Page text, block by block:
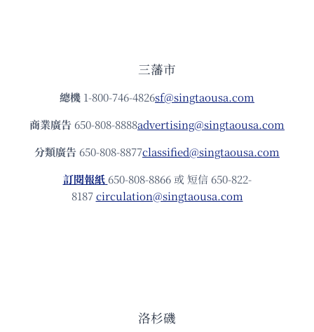
三藩市
總機 1-800-746-4826sf@singtaousa.com
商業廣告 650-808-8888advertising@singtaousa.com
分類廣告 650-808-8877classified@singtaousa.com
訂閱報紙 650-808-8866 或 短信 650-822-
8187circulation@singtaousa.com
洛杉磯